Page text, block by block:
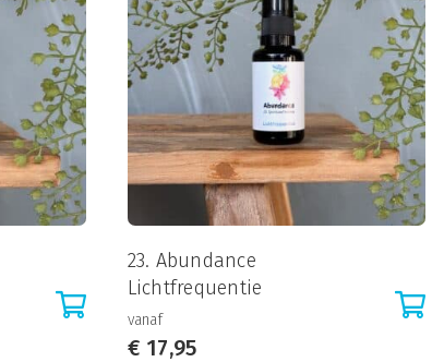
23. Abundance
Lichtfrequentie
vanaf
€ 17,95